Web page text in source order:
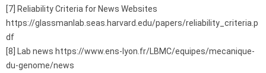
[7] Reliability Criteria for News Websites
https://glassmanlab.seas.harvard.edu/papers/reliability_criteria.p
df
[8] Lab news https://www.ens-lyon.fr/LBMC/equipes/mecanique-
du-genome/news